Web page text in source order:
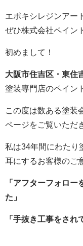
エポキシレジンアー
ぜひ株式会社ペイン
初めまして！
大阪市住吉区・東住
塗装専門店のペイン
この度は数ある塗装
ページをご覧いただ
私は34年間にわたり
耳にするお客様のご
「アフターフォロ
た」
「手抜き工事をされ